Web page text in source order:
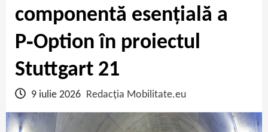
componentă esențială a
P‑Option în proiectul
Stuttgart 21
9 iulie 2026 Redacția Mobilitate.eu